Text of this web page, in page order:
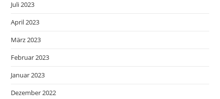
Juli 2023
April 2023
März 2023
Februar 2023
Januar 2023
Dezember 2022